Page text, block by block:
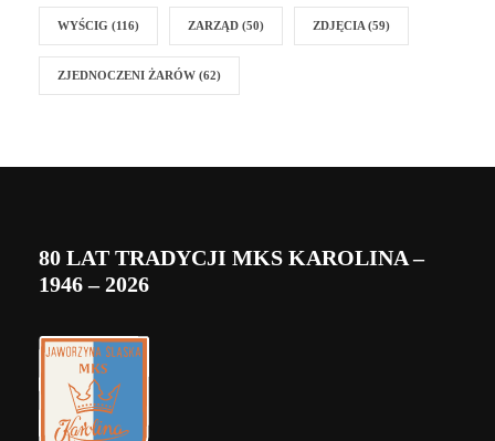
WYŚCIG (116) ZARZĄD (50) ZDJĘCIA (59)
ZJEDNOCZENI ŻARÓW (62)
80 LAT TRADYCJI MKS KAROLINA –
1946 – 2026